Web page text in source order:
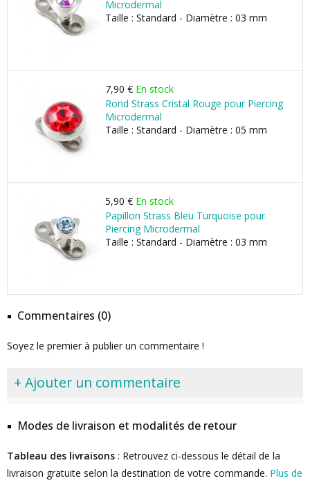
Microdermal
Taille : Standard - Diamètre : 03 mm
7,90 € En stock
Rond Strass Cristal Rouge pour Piercing
Microdermal
Taille : Standard - Diamètre : 05 mm
5,90 € En stock
Papillon Strass Bleu Turquoise pour
Piercing Microdermal
Taille : Standard - Diamètre : 03 mm
Commentaires (0)
Soyez le premier à publier un commentaire !
+ Ajouter un commentaire
Modes de livraison et modalités de retour
Tableau des livraisons : Retrouvez ci-dessous le détail de la
livraison gratuite selon la destination de votre commande. Plus de